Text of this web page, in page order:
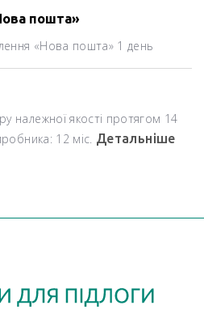
пошта»
«Нова пошта» 1 день
належної якості протягом 14
12 міс. Детальніше